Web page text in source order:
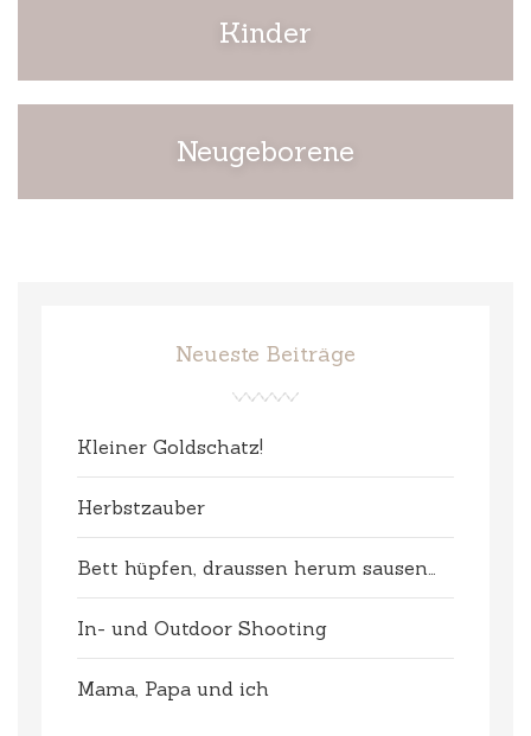
Kinder
Neugeborene
Neueste Beiträge
Kleiner Goldschatz!
Herbstzauber
Bett hüpfen, draussen herum sausen…
In- und Outdoor Shooting
Mama, Papa und ich